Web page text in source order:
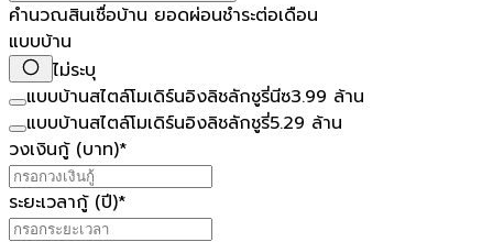
คำนวณสินเชื่อบ้าน ยอดผ่อนชำระต่อเดือน
แบบบ้าน
ไม่ระบุ
แบบบ้านสไตล์โมเดิร์นอิงลิชลักชูรี่นีซ3.99 ล้าน
แบบบ้านสไตล์โมเดิร์นอิงลิชลักชูรี่5.29 ล้าน
วงเงินกู้ (บาท)*
ระยะเวลากู้ (ปี)*